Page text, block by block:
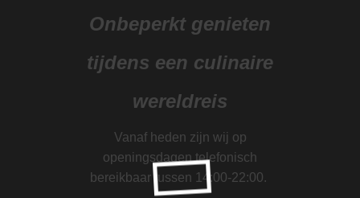
Onbeperkt genieten
tijdens een culinaire
wereldreis
Vanaf heden zijn wij op
openingsdagen telefonisch
bereikbaar tussen 14:00-22:00.